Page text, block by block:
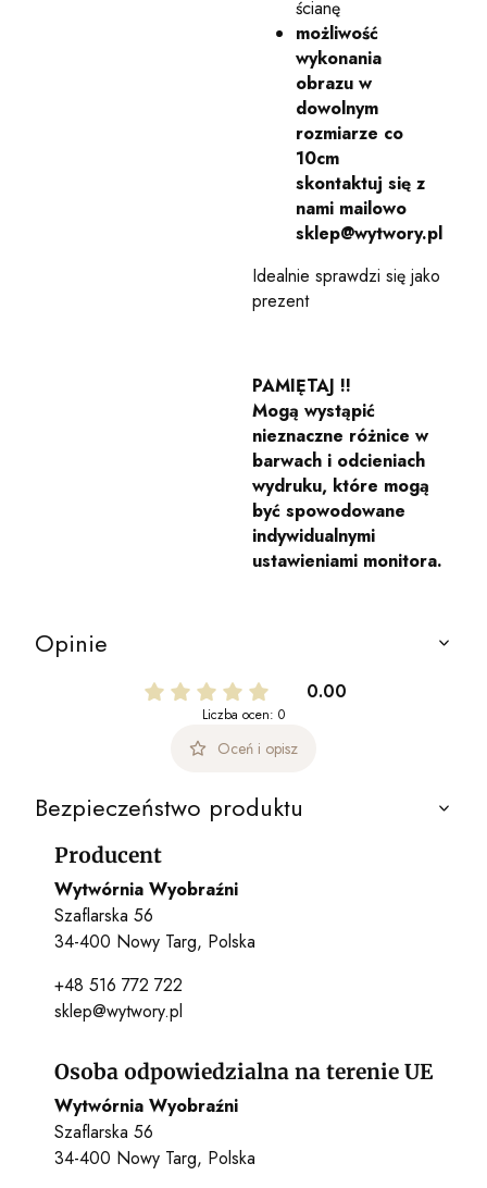
ścianę
możliwość
wykonania
obrazu w
dowolnym
rozmiarze co
10cm
skontaktuj się z
nami mailowo
sklep@wytwory.pl
Idealnie sprawdzi się jako
prezent
PAMIĘTAJ !!
Mogą wystąpić
nieznaczne różnice w
barwach i odcieniach
wydruku, które mogą
być spowodowane
indywidualnymi
ustawieniami monitora.
Opinie
0.00
Liczba ocen: 0
Oceń i opisz
Bezpieczeństwo produktu
Producent
Wytwórnia Wyobraźni
Szaflarska 56
34-400 Nowy Targ, Polska
+48 516 772 722
sklep@wytwory.pl
Osoba odpowiedzialna na terenie UE
Wytwórnia Wyobraźni
Szaflarska 56
34-400 Nowy Targ, Polska